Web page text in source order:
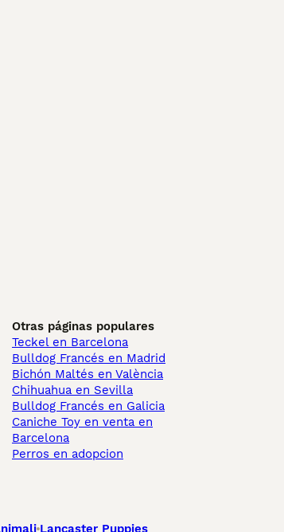
Otras páginas populares
Teckel en Barcelona
Bulldog Francés en Madrid
Bichón Maltés en València
Chihuahua en Sevilla
Bulldog Francés en Galicia
Caniche Toy en venta en
Barcelona
Perros en adopcion
Lancaster Puppies